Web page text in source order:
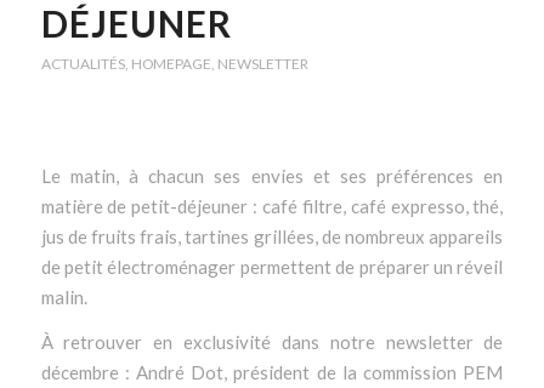
DÉJEUNER
ACTUALITÉS, HOMEPAGE, NEWSLETTER
Le matin, à chacun ses envies et ses préférences en
matière de petit-déjeuner : café filtre, café expresso, thé,
jus de fruits frais, tartines grillées, de nombreux appareils
de petit électroménager permettent de préparer un réveil
malin.
À retrouver en exclusivité dans notre newsletter de
décembre : André Dot, président de la commission PEM